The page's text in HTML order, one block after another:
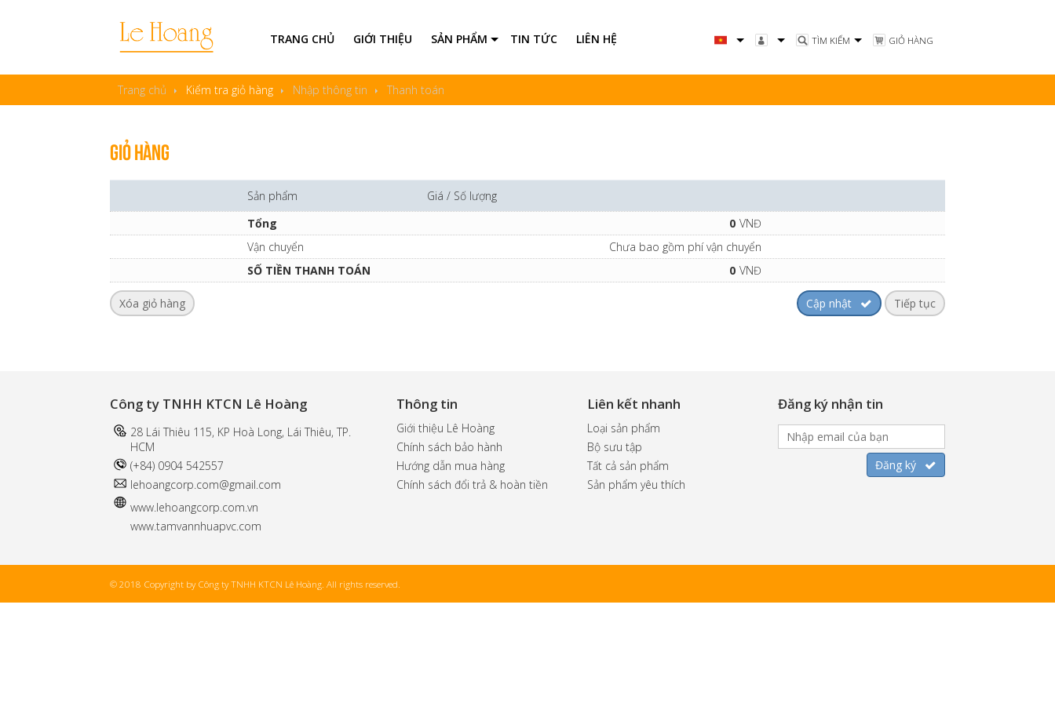
TÌM KIẾM GIỎ HÀNG
TRANG CHỦ GIỚI THIỆU SẢN PHẨM
Tất cả
Cáp mạng LAN
Tấm lam sóng
Gỗ nhựa ngoài trời
Sàn nhựa
Ống nhựa Công trình
Thi công cửa sắt - nhôm - inox
TIN TỨC LIÊN HỆ
Trang chủ Kiểm tra giỏ hàng Nhập thông tin Thanh toán
Giỏ hàng
Sản phẩm
Giá / Số lượng
Tổng
0 VNĐ
Vận chuyển
Chưa bao gồm phí vận chuyển
SỐ TIỀN THANH TOÁN
0 VNĐ
Công ty TNHH KTCN Lê Hoàng
28 Lái Thiêu 115, KP Hoà Long, Lái Thiêu, TP.
HCM
(+84) 0904 542557
lehoangcorp.com@gmail.com
www.lehoangcorp.com.vn
www.tamvannhuapvc.com
Thông tin
Giới thiệu Lê Hoàng
Chính sách bảo hành
Hướng dẫn mua hàng
Chính sách đổi trả & hoàn tiền
Liên kết nhanh
Loại sản phẩm
Bộ sưu tập
Tất cả sản phẩm
Sản phẩm yêu thích
Đăng ký nhận tin
© 2018 Copyright by Công ty TNHH KTCN Lê Hoàng. All rights reserved.